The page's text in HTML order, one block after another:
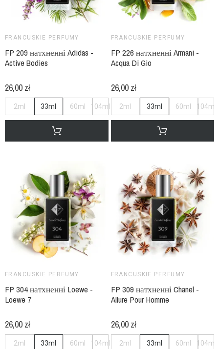
FRANCUSKIE PERFUMY
FP 209 натхненні Adidas -
Active Bodies
26,00 zł
2ml 33ml 60ml 104ml
FRANCUSKIE PERFUMY
FP 226 натхненні Armani -
Acqua Di Gio
26,00 zł
2ml 33ml 60ml 104ml
FRANCUSKIE PERFUMY
FP 304 натхненні Loewe -
Loewe 7
26,00 zł
2ml 33ml 60ml 104ml
FRANCUSKIE PERFUMY
FP 309 натхненні Chanel -
Allure Pour Homme
26,00 zł
2ml 33ml 60ml 104ml